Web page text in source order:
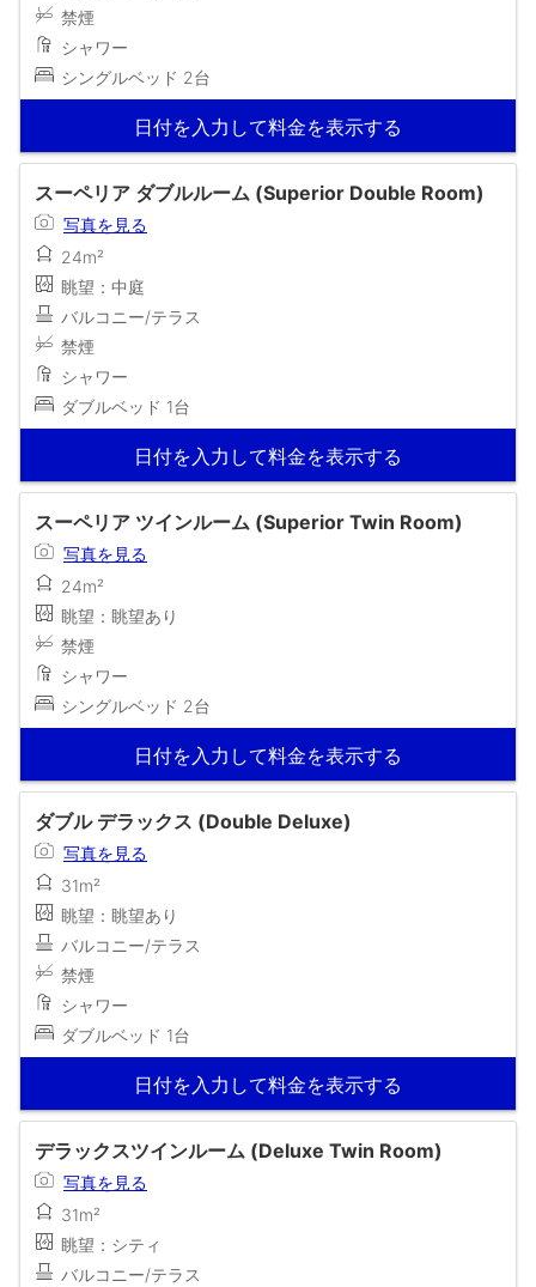
禁煙
シャワー
シングルベッド 2台
日付を入力して料金を表示する
スーペリア ダブルルーム (Superior Double Room)
写真を見る
24m²
眺望：中庭
バルコニー/テラス
禁煙
シャワー
ダブルベッド 1台
日付を入力して料金を表示する
スーペリア ツインルーム (Superior Twin Room)
写真を見る
24m²
眺望：眺望あり
禁煙
シャワー
シングルベッド 2台
日付を入力して料金を表示する
ダブル デラックス (Double Deluxe)
写真を見る
31m²
眺望：眺望あり
バルコニー/テラス
禁煙
シャワー
ダブルベッド 1台
日付を入力して料金を表示する
デラックスツインルーム (Deluxe Twin Room)
写真を見る
31m²
眺望：シティ
バルコニー/テラス